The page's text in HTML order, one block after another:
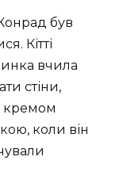
був
Кітті
вчила
стіни,
кремом
коли він